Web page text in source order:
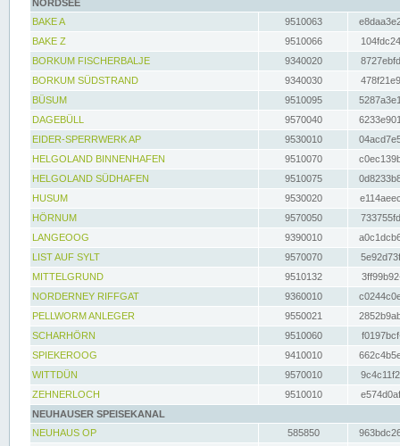
NORDSEE
BAKE A
9510063
BAKE Z
9510066
BORKUM FISCHERBALJE
9340020
BORKUM SÜDSTRAND
9340030
BÜSUM
9510095
DAGEBÜLL
9570040
EIDER-SPERRWERK AP
9530010
HELGOLAND BINNENHAFEN
9510070
HELGOLAND SÜDHAFEN
9510075
HUSUM
9530020
HÖRNUM
9570050
LANGEOOG
9390010
LIST AUF SYLT
9570070
MITTELGRUND
9510132
NORDERNEY RIFFGAT
9360010
PELLWORM ANLEGER
9550021
SCHARHÖRN
9510060
SPIEKEROOG
9410010
WITTDÜN
9570010
ZEHNERLOCH
9510010
NEUHAUSER SPEISEKANAL
NEUHAUS OP
585850